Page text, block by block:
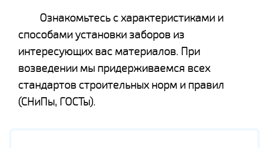
Ознакомьтесь с характеристиками и
способами установки заборов из
интересующих вас материалов. При
возведении мы придерживаемся всех
стандартов строительных норм и правил
(СНиПы, ГОСТы).